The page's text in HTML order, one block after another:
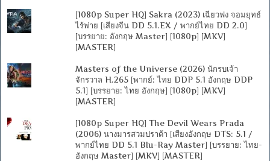
[1080p Super HQ] Sakra (2023) เฉียวฟง จอมยุทธ์
ไร้พ่าย [เสียงจีน DD 5.1.EX / พากย์ไทย DD 2.0]
[บรรยาย: อังกฤษ Master] [1080p] [MKV]
[MASTER]
Masters of the Universe (2026) นักรบเจ้า
จักรวาล H.265 [พากย์: ไทย DDP 5.1 อังกฤษ DDP
5.1] [บรรยาย: ไทย อังกฤษ] [1080p] [MKV]
[MASTER]
[1080p Super HQ] The Devil Wears Prada
(2006) นางมารสวมปราด้า [เสียงอังกฤษ DTS: 5.1 /
พากย์ไทย DD 5.1 Blu-Ray Master] [บรรยาย: ไทย-
อังกฤษ Master] [MKV] [MASTER]